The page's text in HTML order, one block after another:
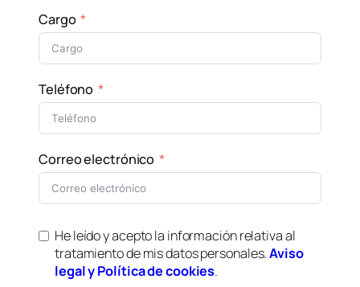
Cargo
Teléfono
Correo electrónico
He leído y acepto la información relativa al
tratamiento de mis datos personales.Aviso
legal y Política de cookies.